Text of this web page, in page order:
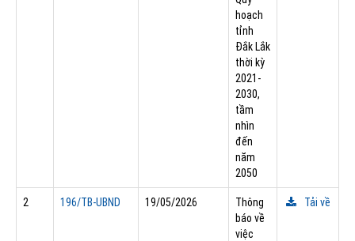
hoạch
tỉnh
Đắk Lắk
thời kỳ
2021-
2030,
tầm
nhìn
đến
năm
2050
2 196/TB-UBND 19/05/2026
Thông
báo về
việc
Tải về